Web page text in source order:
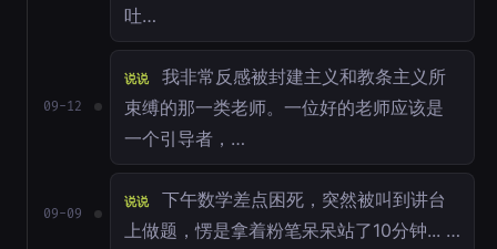
吐…
09-12
说说
我非常反感被封建主义和教条主义所
束缚的那一类老师。一位好的老师应该是
一个引导者，…
09-09
说说
下午数学差点困死，突然被叫到讲台
上做题，愣是拿着粉笔呆呆站了10分钟... …